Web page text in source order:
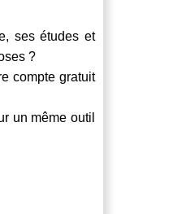
ses études et
?
compte gratuit
un même outil